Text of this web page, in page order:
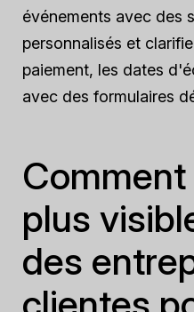
événements avec des
personnalisés et
paiement, les dates
avec des formulaires
plus
des